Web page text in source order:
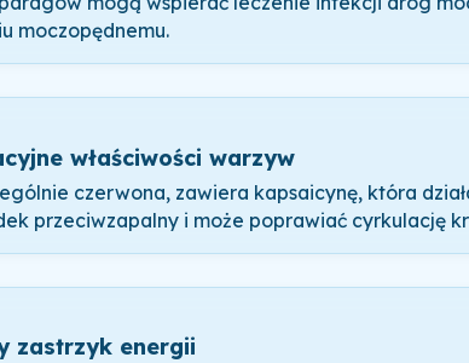
moczopędnemu.
właściwości warzyw
czerwona, zawiera kapsaicynę, która
przeciwzapalny i może poprawiać cyrkulację
zastrzyk energii